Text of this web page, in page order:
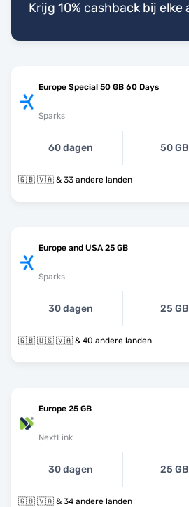
Krijg 10% cashback bij elke
Europe Special 50 GB 60 Days
Sparks
60 dagen 50 GB
🇬🇧 🇻🇦 & 33 andere landen
Europe and USA 25 GB
Sparks
30 dagen 25 GB
🇬🇧 🇺🇸 🇻🇦 & 40 andere landen
Europe 25 GB
NextLink
30 dagen 25 GB
🇬🇧 🇻🇦 & 34 andere landen